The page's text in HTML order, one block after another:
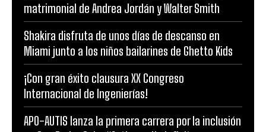
matrimonial de Andrea Jordán y Walter Smith
Shakira disfruta de unos días de descanso en
Miami junto a los niños bailarines de Ghetto Kids
¡Con gran éxito clausura XX Congreso
Internacional de Ingenierías!
APO-AUTIS lanza la primera carrera por la inclusión